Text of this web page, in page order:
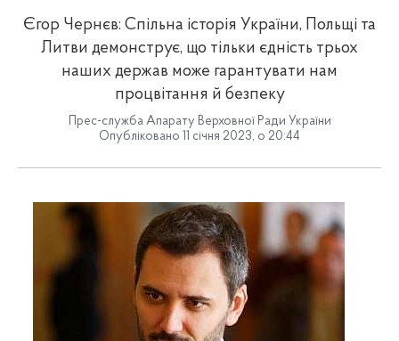
Єгор Чернєв: Спільна історія України, Польщі та
Литви демонструє, що тільки єдність трьох
наших держав може гарантувати нам
процвітання й безпеку
Прес-служба Апарату Верховної Ради України
Опубліковано 11 січня 2023, о 20:44